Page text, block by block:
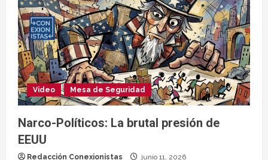
Video Mesa de Seguridad
Narco-Políticos: La brutal presión de
EEUU
Redacción Conexionistas junio 11, 2026